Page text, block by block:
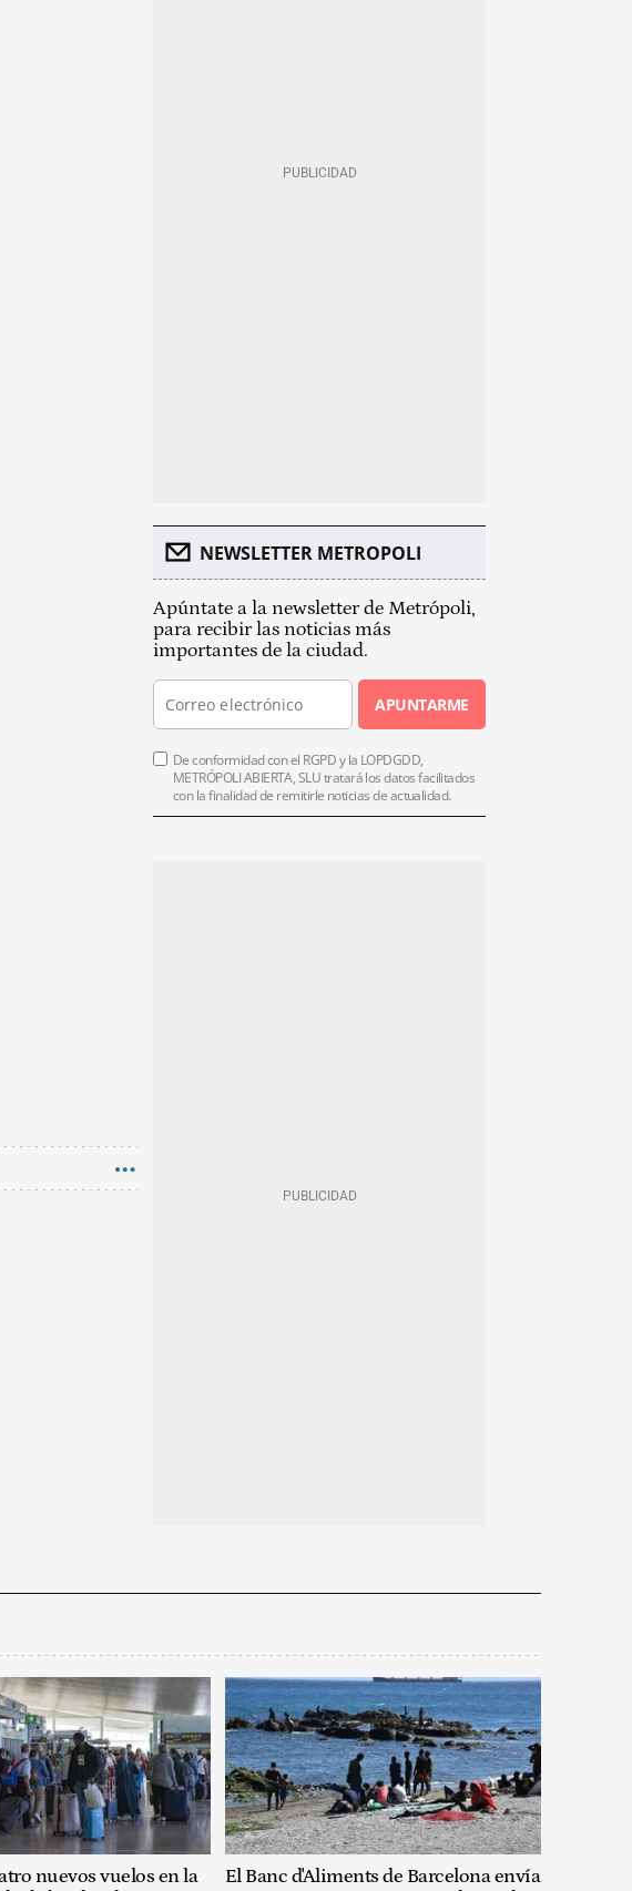
NEWSLETTER METROPOLI
Apúntate a la newsletter de Metrópoli,
para recibir las noticias más
importantes de la ciudad.
APUNTARME
De conformidad con el RGPD y la LOPDGDD,
METRÓPOLI ABIERTA, SLU tratará los datos facilitados
con la finalidad de remitirle noticias de actualidad.
nuevos vuelos en la
El Banc d'Aliments de Barcelona envía